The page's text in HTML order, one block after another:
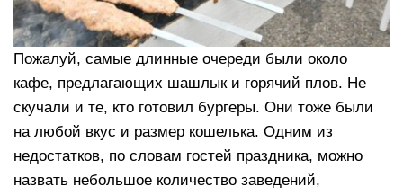
Пожалуй, самые длинные очереди были около
кафе, предлагающих шашлык и горячий плов. Не
скучали и те, кто готовил бургеры. Они тоже были
на любой вкус и размер кошелька. Одним из
недостатков, по словам гостей праздника, можно
назвать небольшое количество заведений,